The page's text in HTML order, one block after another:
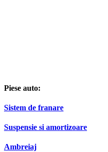
Piese auto:
Sistem de franare
Suspensie si amortizoare
Ambreiaj